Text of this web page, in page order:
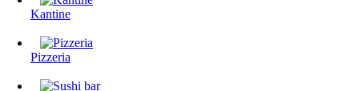
Kantine
Pizzeria